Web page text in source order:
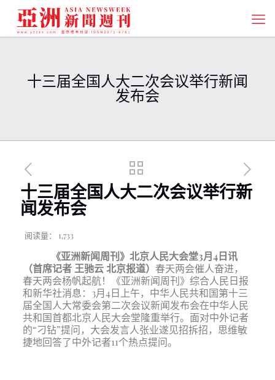
十三届全国人大二次会议举行新闻
发布会
十三届全国人大二次会议举行新
闻发布会
阅读量： 1,733
《亚洲新闻周刊》北京人民大会堂3月4日讯
（首席记者 王驰云 北京报道） 春天两会催人奋进，
春天两会杨帆起航！《亚洲新闻周刊》综合人民日报
和新华社消息：3月4日上午，中华人民共和国第十三
届全国人大常委会第二次会议新闻发布会在中华人民
共和国首都北京人民大会堂隆重举行。面对中外记者
的“刁钻”提问，大会发言人张业遂见招拆招，思维敏
捷地回答了中外记者11个热点提问。